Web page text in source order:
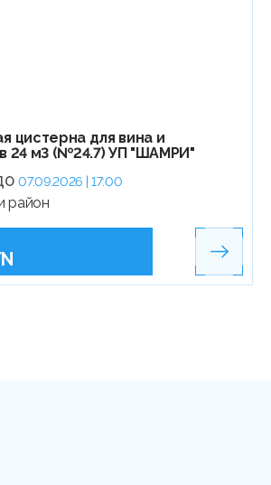
цистерна для вина и
24 м3 (№24.7) УП "ШАМРИ"
07.09.2026 | 17:00
район